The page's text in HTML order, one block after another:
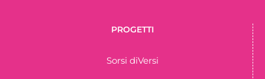
PROGETTI
Sorsi diVersi